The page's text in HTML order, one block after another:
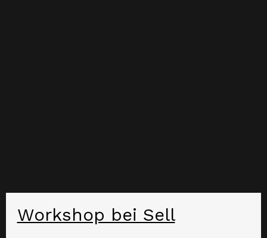
Workshop bei Sell